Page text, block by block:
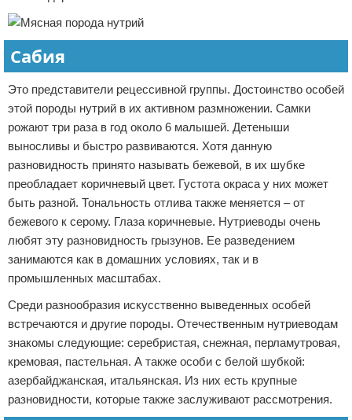
Сабия
Это представители рецессивной группы. Достоинство особей
этой породы нутрий в их активном размножении. Самки
рожают три раза в год около 6 малышей. Детеныши
выносливы и быстро развиваются. Хотя данную
разновидность принято называть бежевой, в их шубке
преобладает коричневый цвет. Густота окраса у них может
быть разной. Тональность отлива также меняется – от
бежевого к серому. Глаза коричневые. Нутриеводы очень
любят эту разновидность грызунов. Ее разведением
занимаются как в домашних условиях, так и в
промышленных масштабах.
Среди разнообразия искусственно выведенных особей
встречаются и другие породы. Отечественным нутриеводам
знакомы следующие: серебристая, снежная, перламутровая,
кремовая, пастельная. А также особи с белой шубкой:
азербайджанская, итальянская. Из них есть крупные
разновидности, которые также заслуживают рассмотрения.